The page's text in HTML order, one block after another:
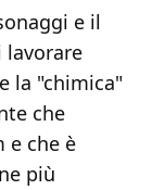
e il
lavorare
la "chimica"
che
che è
più